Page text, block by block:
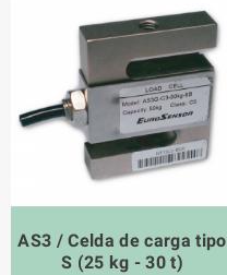
AS3 / Celda de carga tipo
S (25 kg - 30 t)